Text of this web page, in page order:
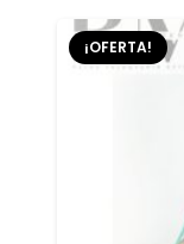
¡OFERTA!